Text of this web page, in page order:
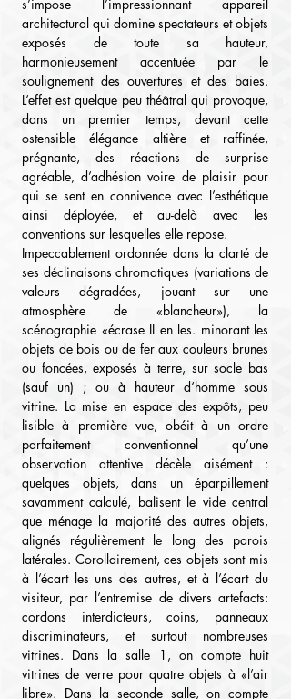
s’impose l’impressionnant appareil
architectural qui domine spectateurs et objets
exposés de toute sa hauteur,
harmonieusement accentuée par le
soulignement des ouvertures et des baies.
L’effet est quelque peu théâtral qui provoque,
dans un premier temps, devant cette
ostensible élégance altière et raffinée,
prégnante, des réactions de surprise
agréable, d’adhésion voire de plaisir pour
qui se sent en connivence avec l’esthétique
ainsi déployée, et au-delà avec les
conventions sur lesquelles elle repose.
Impeccablement ordonnée dans la clarté de
ses déclinaisons chromatiques (variations de
valeurs dégradées, jouant sur une
atmosphère de «blancheur»), la
scénographie «écrase II en les. minorant les
objets de bois ou de fer aux couleurs brunes
ou foncées, exposés à terre, sur socle bas
(sauf un) ; ou à hauteur d’homme sous
vitrine. La mise en espace des expôts, peu
lisible à première vue, obéit à un ordre
parfaitement conventionnel qu’une
observation attentive décèle aisément :
quelques objets, dans un éparpillement
savamment calculé, balisent le vide central
que ménage la majorité des autres objets,
alignés régulièrement le long des parois
latérales. Corollairement, ces objets sont mis
à l’écart les uns des autres, et à l’écart du
visiteur, par l’entremise de divers artefacts:
cordons interdicteurs, coins, panneaux
discriminateurs, et surtout nombreuses
vitrines. Dans la salle 1, on compte huit
vitrines de verre pour quatre objets à «l’air
libre». Dans la seconde salle, on compte